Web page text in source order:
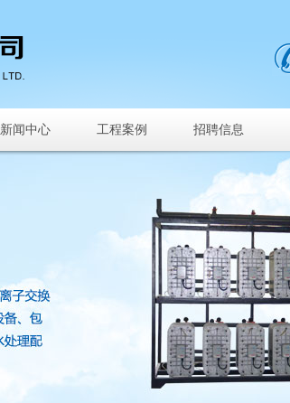
新闻中心 工程案例 招聘信息